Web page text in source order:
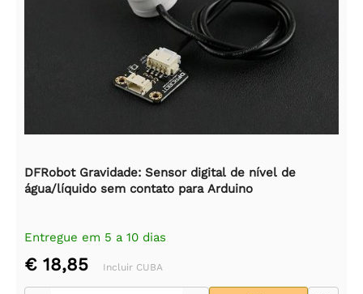
DFRobot Gravidade: Sensor digital de nível de
água/líquido sem contato para Arduino
Entregue em 5 a 10 dias
€ 18,85 Incluir CUBA